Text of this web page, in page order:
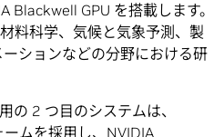
Blackwell GPU を搭載します。
料科学、気候と気象予測、製
ションなどの分野における研
の 2 つ目のシステムは、
ムを採用し、NVIDIA